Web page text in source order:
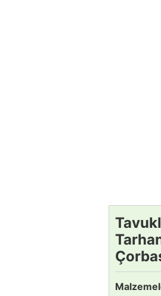
Tarifi